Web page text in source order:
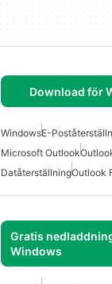
Download för
WindowsE-
Microsoft Outlook
DatåterställningOutlook
Gratis
Windows